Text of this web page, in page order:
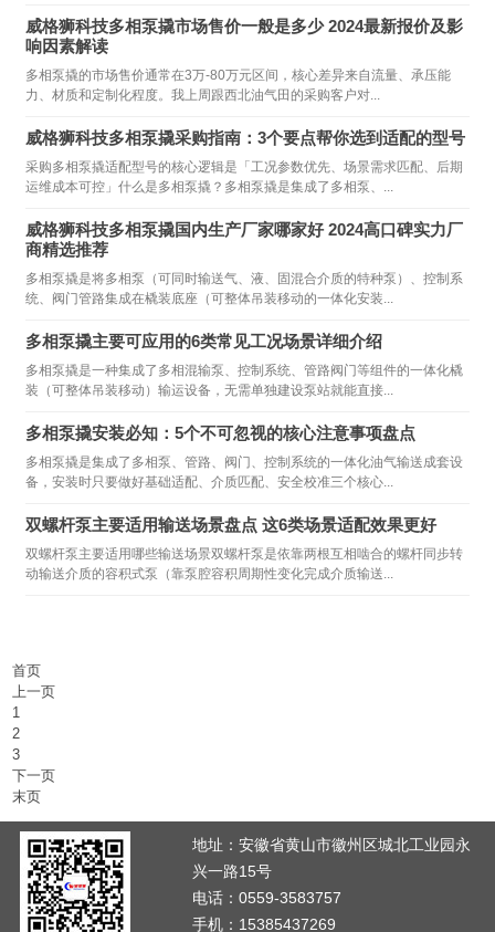
威格狮科技多相泵撬市场售价一般是多少 2024最新报价及影
响因素解读
多相泵撬的市场售价通常在3万-80万元区间，核心差异来自流量、承压能
力、材质和定制化程度。我上周跟西北油气田的采购客户对...
威格狮科技多相泵撬采购指南：3个要点帮你选到适配的型号
采购多相泵撬适配型号的核心逻辑是「工况参数优先、场景需求匹配、后期
运维成本可控」什么是多相泵撬？多相泵撬是集成了多相泵、...
威格狮科技多相泵撬国内生产厂家哪家好 2024高口碑实力厂
商精选推荐
多相泵撬是将多相泵（可同时输送气、液、固混合介质的特种泵）、控制系
统、阀门管路集成在橇装底座（可整体吊装移动的一体化安装...
多相泵撬主要可应用的6类常见工况场景详细介绍
多相泵撬是一种集成了多相混输泵、控制系统、管路阀门等组件的一体化橇
装（可整体吊装移动）输运设备，无需单独建设泵站就能直接...
多相泵撬安装必知：5个不可忽视的核心注意事项盘点
多相泵撬是集成了多相泵、管路、阀门、控制系统的一体化油气输送成套设
备，安装时只要做好基础适配、介质匹配、安全校准三个核心...
双螺杆泵主要适用输送场景盘点 这6类场景适配效果更好
双螺杆泵主要适用哪些输送场景双螺杆泵是依靠两根互相啮合的螺杆同步转
动输送介质的容积式泵（靠泵腔容积周期性变化完成介质输送...
首页
上一页
1
2
3
下一页
末页
地址：安徽省黄山市徽州区城北工业园永
兴一路15号
电话：0559-3583757
手机：15385437269